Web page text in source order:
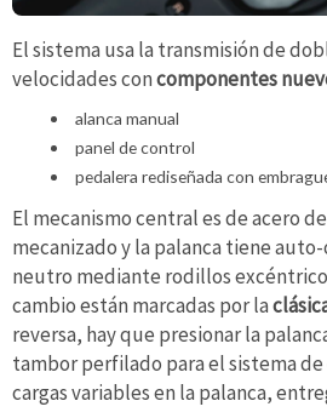
El sistema usa la transmisión de
velocidades concomponentes
alanca manual
panel de control
pedalera rediseñada con
El mecanismo central es de acero
mecanizado y la palanca tiene
neutro mediante rodillos
cambio están marcadas por la
reversa, hay que presionar la
tambor perfilado para el sistema
cargas variables en la palanca,